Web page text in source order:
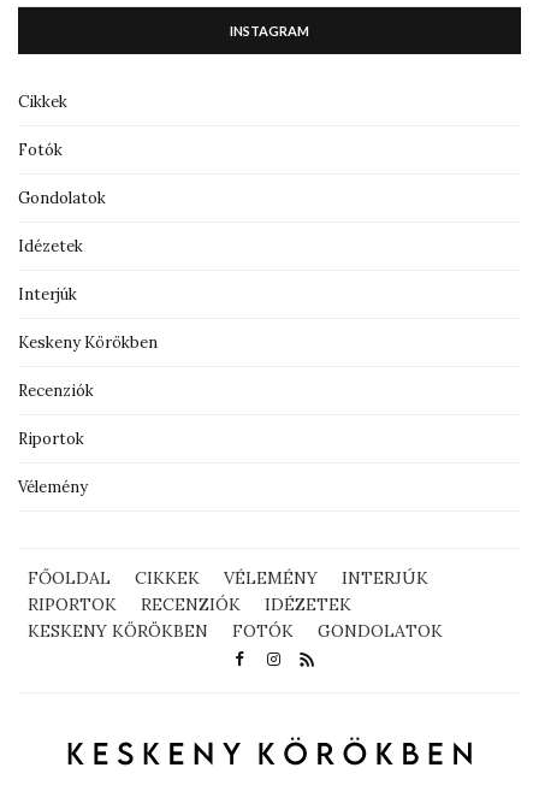
INSTAGRAM
Cikkek
Fotók
Gondolatok
Idézetek
Interjúk
Keskeny Körökben
Recenziók
Riportok
Vélemény
FŐOLDAL CIKKEK VÉLEMÉNY
INTERJÚK
RIPORTOK
RECENZIÓK
IDÉZETEK
KESKENY KÖRÖKBEN
FOTÓK GONDOLATOK